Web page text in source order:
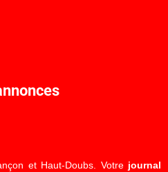
et Haut-Doubs. Votre journal